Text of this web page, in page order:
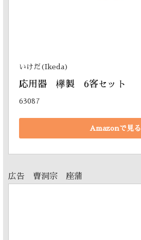
いけだ(Ikeda)
応用器　欅製　6客セット
63087
Amazonで見る
広告 曹洞宗 座蒲